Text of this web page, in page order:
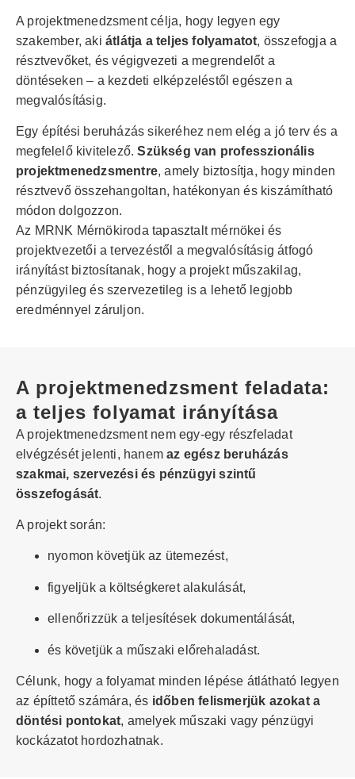
A projektmenedzsment célja, hogy legyen egy
szakember, aki átlátja a teljes folyamatot, összefogja a
résztvevőket, és végigvezeti a megrendelőt a
döntéseken – a kezdeti elképzeléstől egészen a
megvalósításig.
Egy építési beruházás sikeréhez nem elég a jó terv és a
megfelelő kivitelező.Szükség van professzionális
projektmenedzsmentre, amely biztosítja, hogy minden
résztvevő összehangoltan, hatékonyan és kiszámítható
módon dolgozzon.
Az MRNK Mérnökiroda tapasztalt mérnökei és
projektvezetői a tervezéstől a megvalósításig átfogó
irányítást biztosítanak, hogy a projekt műszakilag,
pénzügyileg és szervezetileg is a lehető legjobb
eredménnyel záruljon.
A projektmenedzsment feladata:
a teljes folyamat irányítása
A projektmenedzsment nem egy-egy részfeladat
elvégzését jelenti, hanemaz egész beruházás
szakmai, szervezési és pénzügyi szintű
összefogását.
A projekt során:
nyomon követjük az ütemezést,
figyeljük a költségkeret alakulását,
ellenőrizzük a teljesítések dokumentálását,
és követjük a műszaki előrehaladást.
Célunk, hogy a folyamat minden lépése átlátható legyen
az építtető számára, és időben felismerjük azokat a
döntési pontokat, amelyek műszaki vagy pénzügyi
kockázatot hordozhatnak.